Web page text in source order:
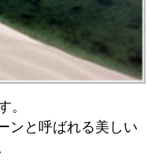
。
ンと呼ばれる美しい